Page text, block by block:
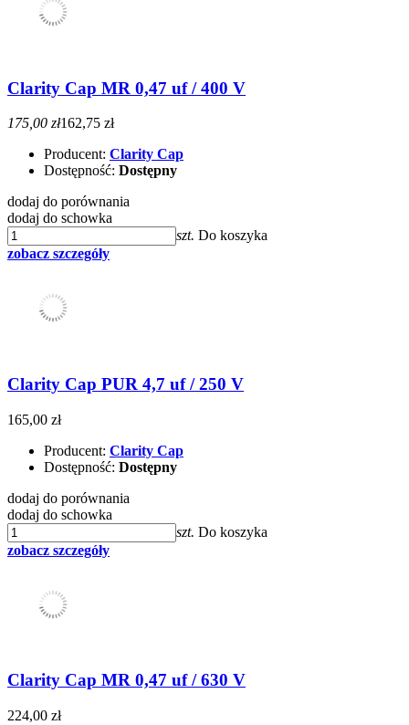
Clarity Cap MR 0,47 uf / 400 V
175,00 zł162,75 zł
Producent: Clarity Cap
Dostępność: Dostępny
dodaj do porównania
dodaj do schowka
szt. Do koszyka
zobacz szczegóły
Clarity Cap PUR 4,7 uf / 250 V
165,00 zł
Producent: Clarity Cap
Dostępność: Dostępny
dodaj do porównania
dodaj do schowka
szt. Do koszyka
zobacz szczegóły
Clarity Cap MR 0,47 uf / 630 V
224,00 zł